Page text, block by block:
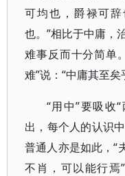
可均也，爵禄可
也。”相比于中庸，
难事反而十分简单
难”说：“中庸其至
“用中”要吸收
出，每个人的认识
普通人亦是如此，“
不肖，可以能行焉